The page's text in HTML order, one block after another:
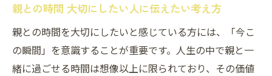
親との時間 大切にしたい人に伝えたい考え方
親との時間を大切にしたいと感じている方には、「今こ
の瞬間」を意識することが重要です。人生の中で親と一
緒に過ごせる時間は想像以上に限られており、その価値